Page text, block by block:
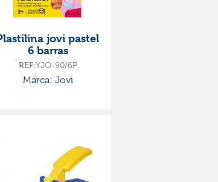
jovi pastel
6 barras
REF:YJO-90/6P
Marca: Jovi